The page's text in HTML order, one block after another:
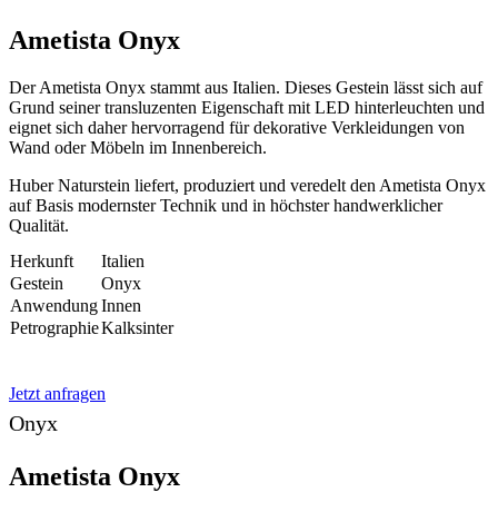
Ametista Onyx
Der Ametista Onyx stammt aus Italien. Dieses Gestein lässt sich auf
Grund seiner transluzenten Eigenschaft mit LED hinterleuchten und
eignet sich daher hervorragend für dekorative Verkleidungen von
Wand oder Möbeln im Innenbereich.
Huber Naturstein liefert, produziert und veredelt den Ametista Onyx
auf Basis modernster Technik und in höchster handwerklicher
Qualität.
Herkunft
Italien
Gestein
Onyx
AnwendungInnen
PetrographieKalksinter
Jetzt anfragen
Onyx
Ametista Onyx